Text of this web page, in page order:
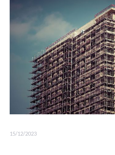
15/12/2023